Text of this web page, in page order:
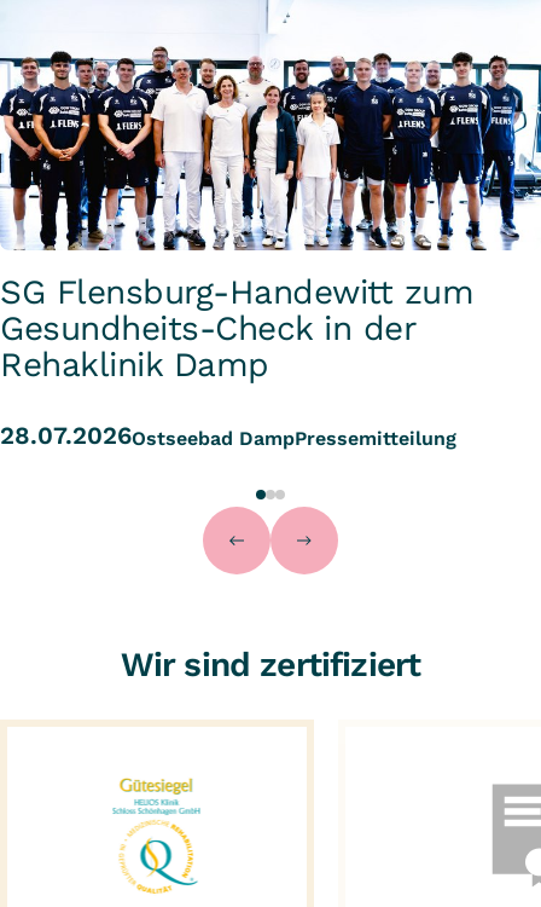
SG Flensburg-Handewitt zum
Gesundheits-Check in der
Rehaklinik Damp
28.07.2026Ostseebad DampPressemitteilung
Wir sind zertifiziert